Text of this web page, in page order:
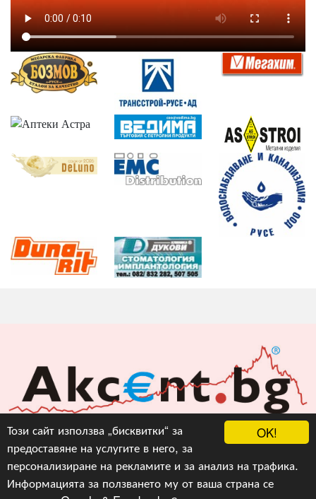
OK!
Този сайт използва „бисквитки“ за
предоставяне на услугите в него, за
персонализиране на рекламите и за анализ на трафика.
Информацията за ползването му от ваша страна се
Акцент БГ ЕООД
info@akcent.bg
Facebook